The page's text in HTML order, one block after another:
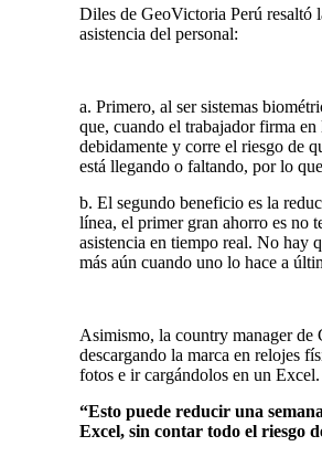
Diles de GeoVictoria Perú resaltó
asistencia del personal:
a. Primero, al ser sistemas
que, cuando el trabajador firma
debidamente y corre el riesgo de
está llegando o faltando, por lo
b. El segundo beneficio es la
línea, el primer gran ahorro es no
asistencia en tiempo real. No hay
más aún cuando uno lo hace a
Asimismo, la country manager de
descargando la marca en relojes
fotos e ir cargándolos en un Excel.
“Esto puede reducir una
Excel, sin contar todo el riesgo